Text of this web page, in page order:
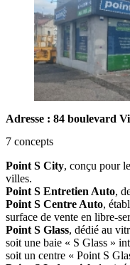
Adresse : 84 boulevard
7 concepts
Point S City, conçu pour
villes.
Point S Entretien Auto,
Point S Centre Auto,
surface de vente en libre-
Point S Glass, dédié au
soit une baie « S Glass »
soit un centre « Point S